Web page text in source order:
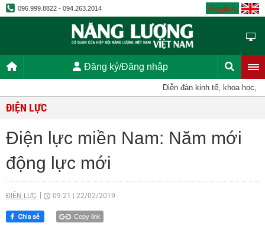
096.999.8822 - 094.263.2014 English
Đăng ký/Đăng nhập
Diễn đàn kinh tế, khoa học, kỹ
ĐIỆN LỰC
Điện lực miền Nam: Năm mới
động lực mới
ĐIỆN LỰC 09:21 22/02/2019
Copy link